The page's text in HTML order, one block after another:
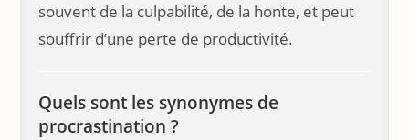
souvent de la culpabilité, de la honte, et peut
souffrir d’une perte de productivité.
Quels sont les synonymes de
procrastination ?